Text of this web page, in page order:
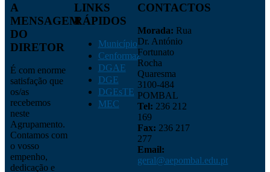
A
MENSAGEM
DO
DIRETOR
É com enorme
satisfação que
os/as
recebemos
neste
Agrupamento.
Contamos com
o vosso
empenho,
dedicação e
LINKS
RÁPIDOS
Município
Cenformaz
DGAE
DGE
DGEsTE
MEC
CONTACTOS
Morada: Rua
Dr. António
Fortunato
Rocha
Quaresma
3100-484
POMBAL
Tel: 236 212
169
Fax: 236 217
277
Email:
geral@aepombal.edu.pt